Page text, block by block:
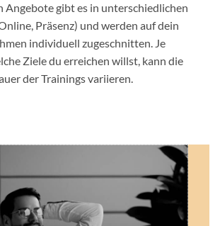
Angebote gibt es in unterschiedlichen
Präsenz) und werden auf dein
individuell zugeschnitten. Je
Ziele du erreichen willst, kann die
der Trainings variieren.